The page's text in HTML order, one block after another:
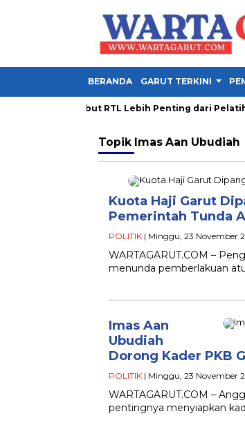
BERANDA GARUT TERKINI
PDM Garut Sebut RTL Lebih Penting dari Pelatihan
Topik Imas Aan Ubudiah
Kuota Haji Garut
Pemerintah Tunda
POLITIK | Minggu, 23 November
WARTAGARUT.COM –
menunda pemberlakuan
Imas Aan
Ubudiah
Dorong Kader PKB
POLITIK | Minggu, 23 November
WARTAGARUT.COM –
pentingnya menyiapkan